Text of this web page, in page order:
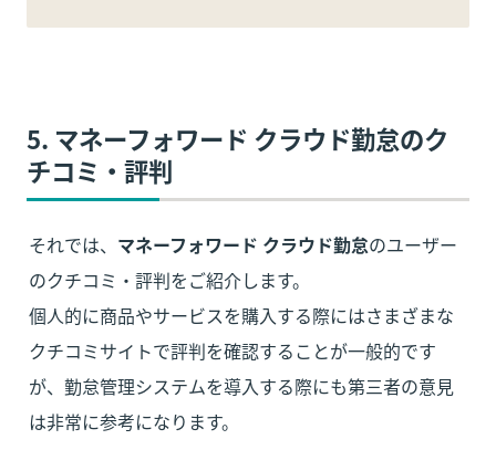
5. マネーフォワード クラウド勤怠のク
チコミ・評判
それでは、 マネーフォワード クラウド勤怠のユーザー
のクチコミ・評判をご紹介します。
個人的に商品やサービスを購入する際にはさまざまな
クチコミサイトで評判を確認することが一般的です
が、勤怠管理システムを導入する際にも第三者の意見
は非常に参考になります。